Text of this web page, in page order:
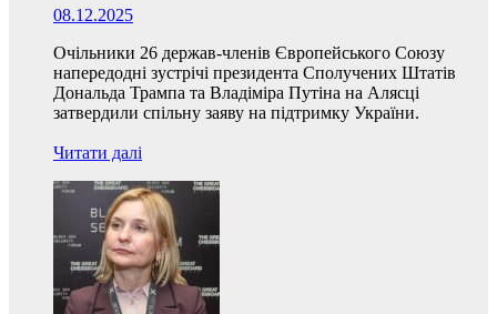
08.12.2025
Очільники 26 держав-членів Європейського Союзу
напередодні зустрічі президента Сполучених Штатів
Дональда Трампа та Владіміра Путіна на Алясці
затвердили спільну заяву на підтримку України.
Читати далі